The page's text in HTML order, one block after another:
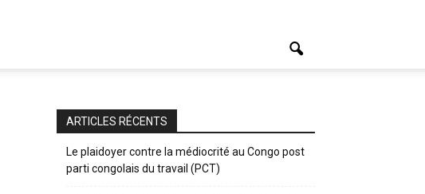
ARTICLES RÉCENTS
Le plaidoyer contre la médiocrité au Congo post
parti congolais du travail (PCT)